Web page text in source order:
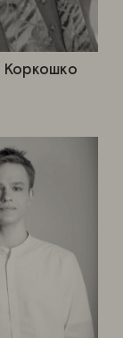
Коркошко